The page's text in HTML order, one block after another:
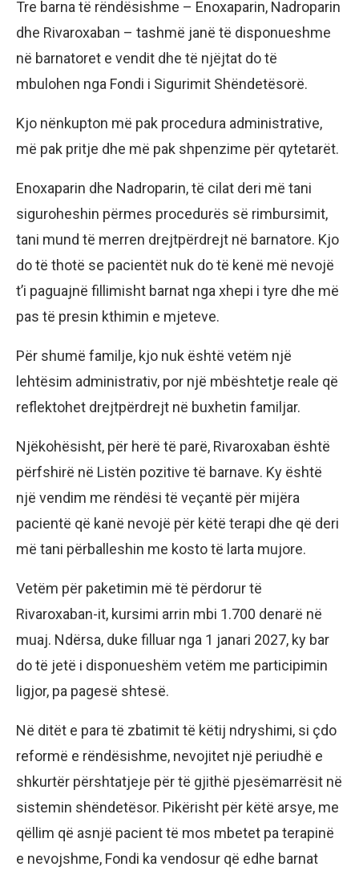
Tre barna të rëndësishme – Enoxaparin, Nadroparin
dhe Rivaroxaban – tashmë janë të disponueshme
në barnatoret e vendit dhe të njëjtat do të
mbulohen nga Fondi i Sigurimit Shëndetësorë.
Kjo nënkupton më pak procedura administrative,
më pak pritje dhe më pak shpenzime për qytetarët.
Enoxaparin dhe Nadroparin, të cilat deri më tani
siguroheshin përmes procedurës së rimbursimit,
tani mund të merren drejtpërdrejt në barnatore. Kjo
do të thotë se pacientët nuk do të kenë më nevojë
t’i paguajnë fillimisht barnat nga xhepi i tyre dhe më
pas të presin kthimin e mjeteve.
Për shumë familje, kjo nuk është vetëm një
lehtësim administrativ, por një mbështetje reale që
reflektohet drejtpërdrejt në buxhetin familjar.
Njëkohësisht, për herë të parë, Rivaroxaban është
përfshirë në Listën pozitive të barnave. Ky është
një vendim me rëndësi të veçantë për mijëra
pacientë që kanë nevojë për këtë terapi dhe që deri
më tani përballeshin me kosto të larta mujore.
Vetëm për paketimin më të përdorur të
Rivaroxaban-it, kursimi arrin mbi 1.700 denarë në
muaj. Ndërsa, duke filluar nga 1 janari 2027, ky bar
do të jetë i disponueshëm vetëm me participimin
ligjor, pa pagesë shtesë.
Në ditët e para të zbatimit të këtij ndryshimi, si çdo
reformë e rëndësishme, nevojitet një periudhë e
shkurtër përshtatjeje për të gjithë pjesëmarrësit në
sistemin shëndetësor. Pikërisht për këtë arsye, me
qëllim që asnjë pacient të mos mbetet pa terapinë
e nevojshme, Fondi ka vendosur që edhe barnat